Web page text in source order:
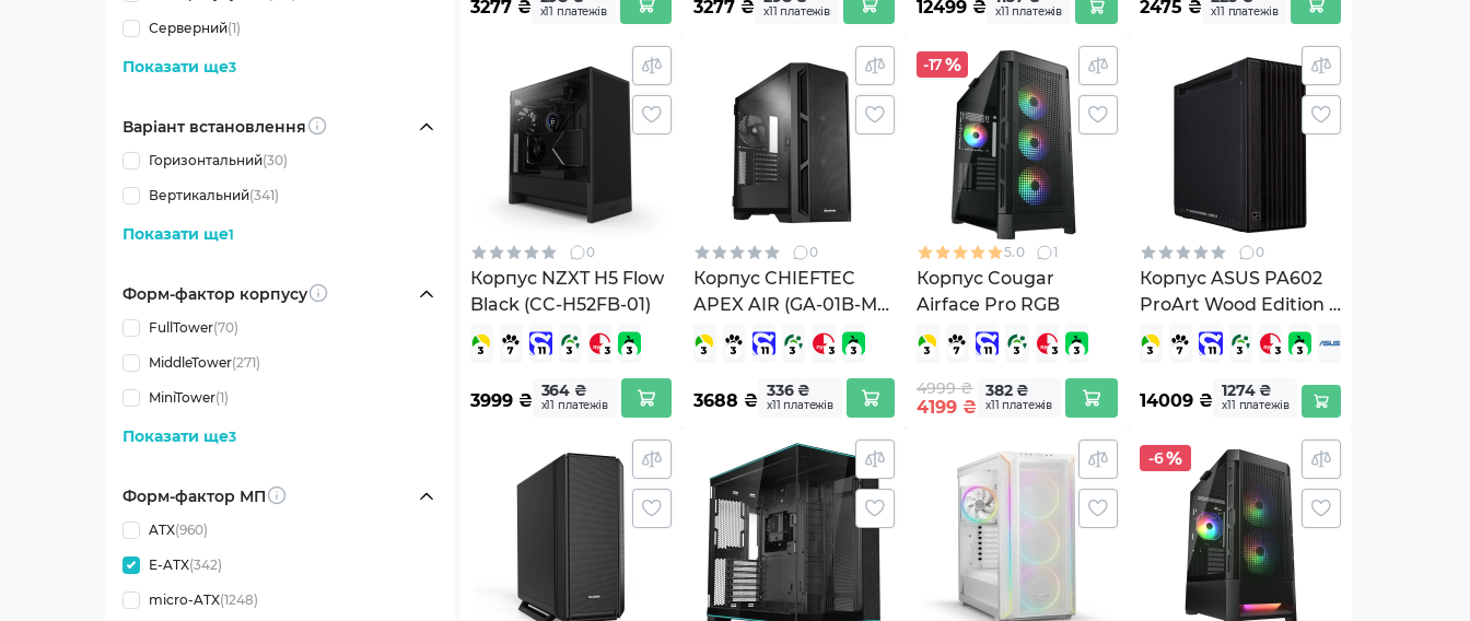
Серверний(1)
Показати ще3
Варіант встановлення
Info
Горизонтальний(30)
Вертикальний(341)
Показати ще1
Форм-фактор корпусу Info
FullTower(70)
MiddleTower(271)
MiniTower(1)
Показати ще3
Форм-фактор МП
Info
ATX(960)
E-ATX(342)
micro-ATX(1248)
3277₴ х11 платежів 3277₴ х11 платежів
12499₴ х11 платежів 2475 ₴ х11 платежів
0
Корпус NZXT H5 Flow
Black (CC-H52FB-01)
3999₴ 364 ₴
х11 платежів
0
Корпус CHIEFTEC
APEX AIR (GA-01B-M-
OP)
3688 ₴ 336 ₴
х11 платежів
-17
5.0 1
Корпус Cougar
Airface Pro RGB
4999 ₴
4199 ₴
382 ₴
х11 платежів
0
Корпус ASUS PA602
ProArt Wood Edition -
Metal Panel
(90DC00J0-B09020)
14009 ₴ 1274 ₴
х11 платежів
-6